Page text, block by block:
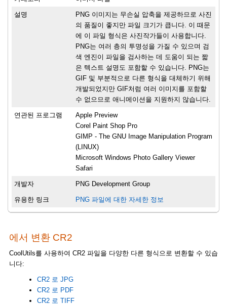
설명
PNG 이미지는 무손실 압축을 제공하므로 사진
의 품질이 좋지만 파일 크기가 큽니다. 이 때문
에 이 파일 형식은 사진작가들이 사용합니다.
PNG는 여러 층의 투명성을 가질 수 있으며 검
색 엔진이 파일을 검사하는 데 도움이 되는 짧
은 텍스트 설명도 포함할 수 있습니다. PNG는
GIF 및 부분적으로 다른 형식을 대체하기 위해
개발되었지만 GIF처럼 여러 이미지를 포함할
수 없으므로 애니메이션을 지원하지 않습니다.
연관된 프로그램
Apple Preview
Corel Paint Shop Pro
GIMP - The GNU Image Manipulation Program
(LINUX)
Microsoft Windows Photo Gallery Viewer
Safari
개발자 PNG Development Group
유용한 링크 PNG 파일에 대한 자세한 정보
에서 변환 CR2
CoolUtils를 사용하여 CR2 파일을 다양한 다른 형식으로 변환할 수 있습
니다:
CR2 로 JPG
CR2 로 PDF
CR2 로 TIFF